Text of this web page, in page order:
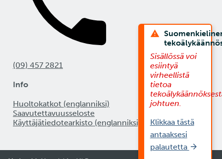
(09) 457 2821
Info
Huoltokatkot (englanniksi)
Saavutettavuusseloste
Käyttäjätiedotearkisto (englanniksi)
Sisällössä voi
esiintyä
virheellistä
tietoa
johtuen.
Klikkaa tästä
antaaksesi
palautetta